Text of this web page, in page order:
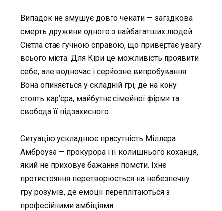
Випадок не змушує довго чекати — загадкова
смерть дружини одного з найбагатших людей
Сієтла стає гучною справою, що привертає увагу
всього міста. Для Кіри це можливість проявити
себе, але водночас і серйозне випробування.
Вона опиняється у складній грі, де на кону
стоять кар’єра, майбутнє сімейної фірми та
свобода її підзахисного.
Ситуацію ускладнює присутність Міллера
Амброуза — прокурора і її колишнього коханця,
який не приховує бажання помсти. Їхнє
протистояння перетворюється на небезпечну
гру розумів, де емоції переплітаються з
професійними амбіціями.